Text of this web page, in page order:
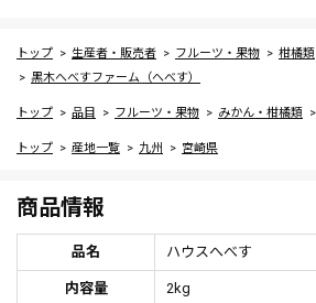
トップ 生産者・販売者 フルーツ・果物
柑橘類
黒木へべすファーム（へべす）
トップ 品目 フルーツ・果物 みかん・柑橘類
トップ 産地一覧 九州 宮崎県
商品情報
品名 ハウスへべす
内容量 2kg